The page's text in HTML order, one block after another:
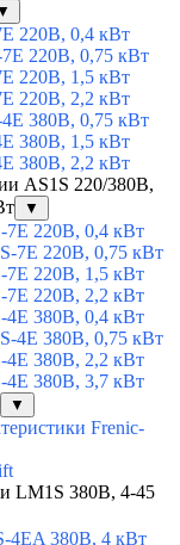
220В, 0,4 кВт
220В, 0,75 кВт
220В, 1,5 кВт
220В, 2,2 кВт
380В, 0,75 кВт
380В, 1,5 кВт
380В, 2,2 кВт
AS1S 220/380В,
▼
7E 220В, 0,4 кВт
7E 220В, 0,75 кВт
7E 220В, 1,5 кВт
7E 220В, 2,2 кВт
4E 380В, 0,4 кВт
4E 380В, 0,75 кВт
4E 380В, 2,2 кВт
4E 380В, 3,7 кВт
▼
Frenic-
LM1S 380В, 4-45
4EA 380В, 4 кВт